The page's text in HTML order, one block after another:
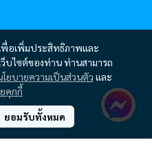
พื่อเพิ่มประสิทธิภาพและ
บไซต์ของท่าน ท่านสามารถ
โยบายความเป็นส่วนตัว และ
คุกกี้
ยอมรับทั้งหมด